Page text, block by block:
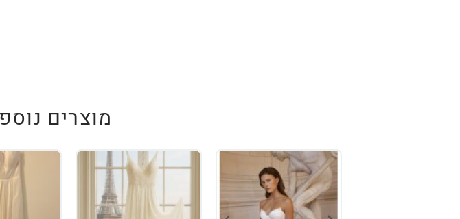
מוצרים